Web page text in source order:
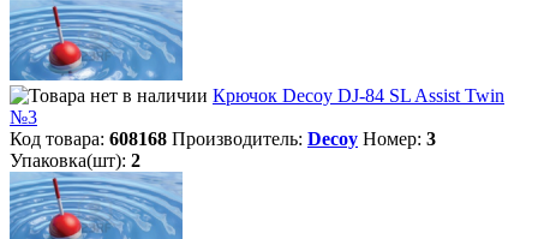
Крючок Decoy DJ-84 SL Assist Twin
№3
Код товара: 608168 Производитель: Decoy Номер: 3
Упаковка(шт): 2